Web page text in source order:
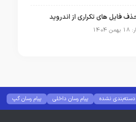
فایل های تکراری از اندروید
دسته‌بندی نشده پیام رسان داخلی
پیام رسان گپ
رفع خطا و ارور